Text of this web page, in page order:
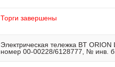
Торги завершены
Электрическая тележка BT
номер 00-00228/6128777, № инв.